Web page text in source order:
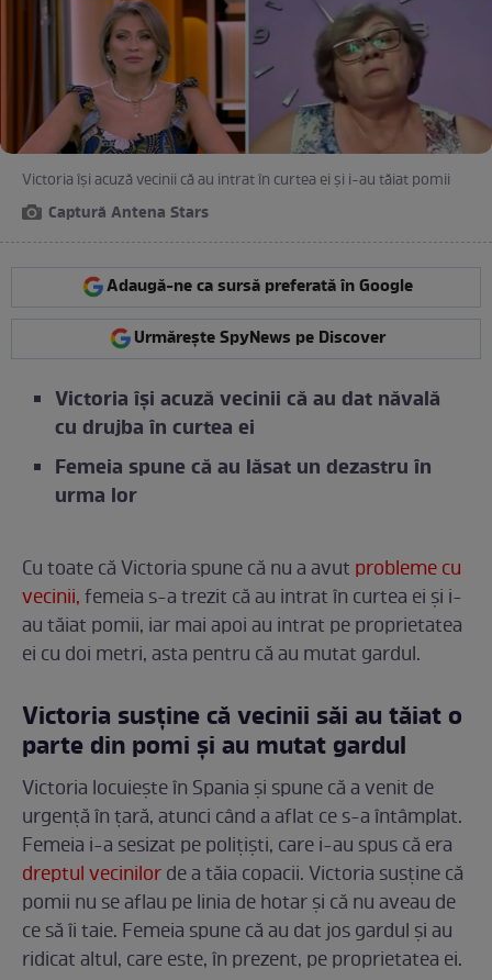
Victoria își acuză vecinii că au intrat în curtea ei și i-au tăiat pomii
Captură Antena Stars
Adaugă-ne ca sursă preferată în Google
Urmărește SpyNews pe Discover
Victoria își acuză vecinii că au dat năvală
cu drujba în curtea ei
Femeia spune că au lăsat un dezastru în
urma lor
Cu toate că Victoria spune că nu a avut probleme cu
vecinii,femeia s-a trezit că au intrat în curtea ei și i-
au tăiat pomii, iar mai apoi au intrat pe proprietatea
ei cu doi metri, asta pentru că au mutat gardul.
Victoria susține că vecinii săi au tăiat o
parte din pomi și au mutat gardul
Victoria locuiește în Spania și spune că a venit de
urgență în țară, atunci când a aflat ce s-a întâmplat.
Femeia i-a sesizat pe polițiști, care i-au spus că era
dreptul vecinilorde a tăia copacii. Victoria susține că
pomii nu se aflau pe linia de hotar și că nu aveau de
ce să îi taie. Femeia spune că au dat jos gardul și au
ridicat altul, care este, în prezent, pe proprietatea ei.